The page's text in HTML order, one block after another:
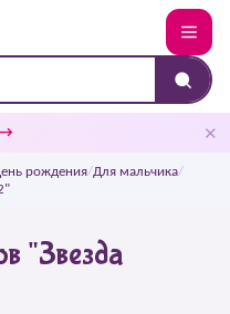
→ ✕
рождения/Для мальчика/
"Звезда